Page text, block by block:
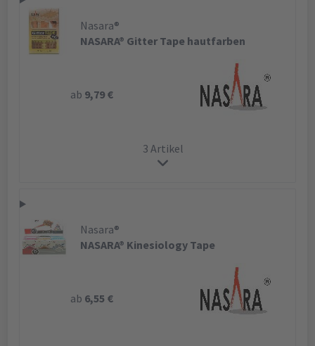
Nasara®
NASARA® Gitter Tape hautfarben
ab 9,79 €
3 Artikel
Nasara®
NASARA® Kinesiology Tape
ab 6,55 €